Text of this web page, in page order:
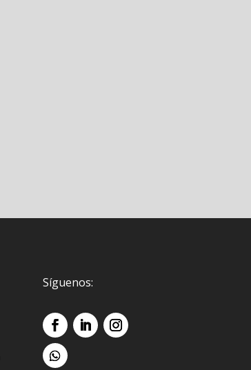
Síguenos: